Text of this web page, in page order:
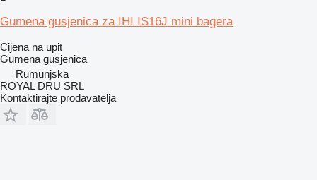
Gumena gusjenica za IHI IS16J mini bagera
Cijena na upit
Gumena gusjenica
Rumunjska
ROYAL DRU SRL
Kontaktirajte prodavatelja